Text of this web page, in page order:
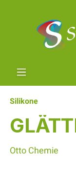
Silikone
Otto Chemie
Bildergalerie